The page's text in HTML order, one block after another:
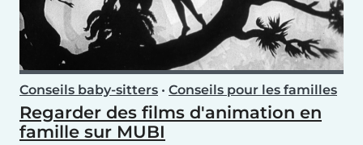
Conseils baby-sitters • Conseils pour les familles
Regarder des films d'animation en
famille sur MUBI